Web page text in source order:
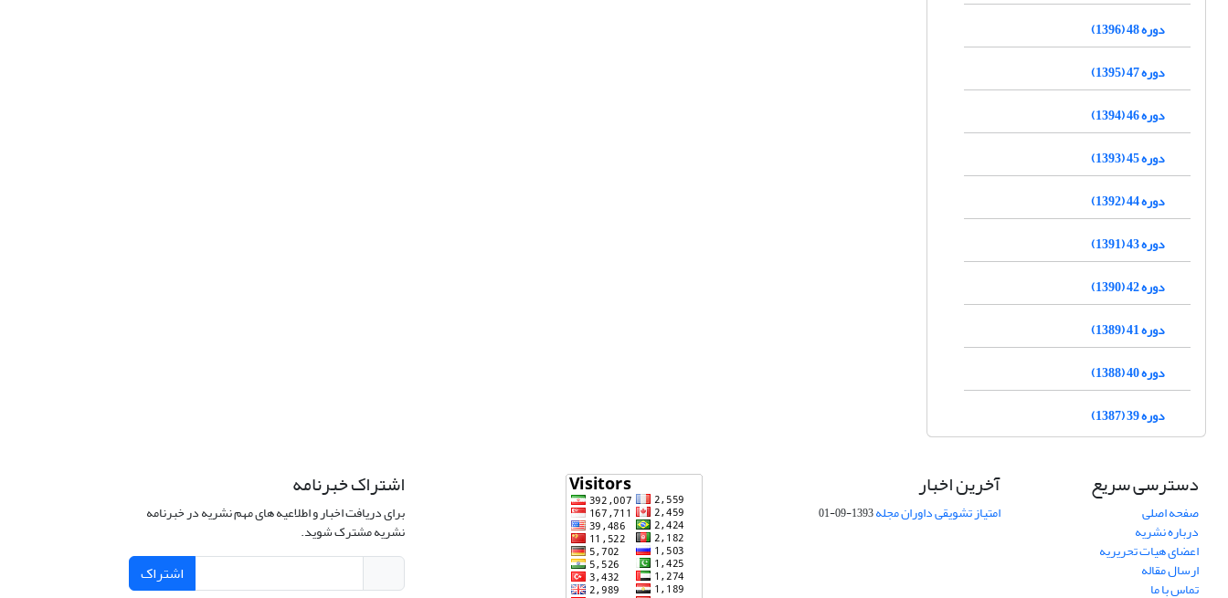
دوره 48 (1396)
دوره 47 (1395)
دوره 46 (1394)
دوره 45 (1393)
دوره 44 (1392)
دوره 43 (1391)
دوره 42 (1390)
دوره 41 (1389)
دوره 40 (1388)
دوره 39 (1387)
دسترسی سریع
صفحه اصلی
درباره نشریه
اعضای هیات تحریریه
ارسال مقاله
تماس با ما
آخرین اخبار
امتیاز تشویقی داوران مجله1393-09-01
اشتراک خبرنامه
برای دریافت اخبار و اطلاعیه های مهم نشریه در خبرنامه
نشریه مشترک شوید.
اشتراک